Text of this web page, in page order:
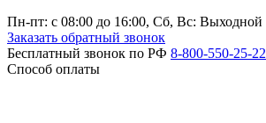
Пн-пт: c 08:00 до 16:00, Сб, Вс: Выходной
Заказать обратный звонок
Бесплатный звонок по РФ 8-800-550-25-22
Способ оплаты